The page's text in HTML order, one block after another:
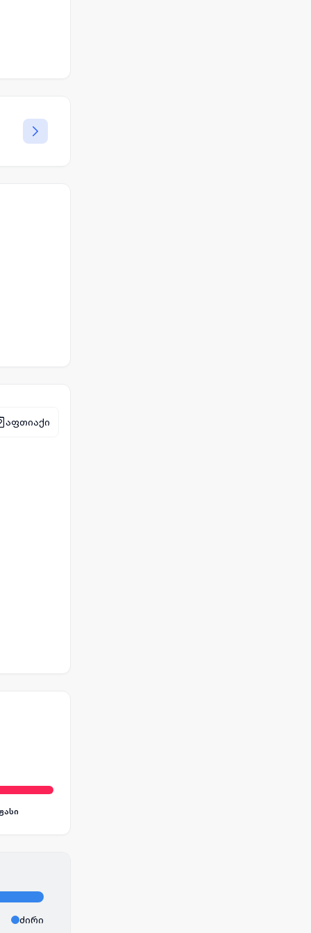
აფთიაქი
ძირი